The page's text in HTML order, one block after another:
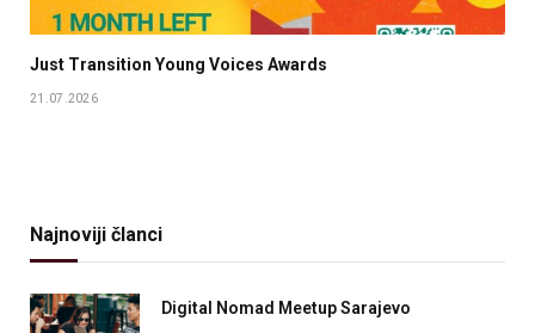
Just Transition Young Voices Awards
21.07.2026
Najnoviji članci
Digital Nomad Meetup Sarajevo